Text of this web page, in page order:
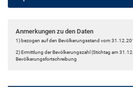
Anmerkungen zu den Daten
1) bezogen auf den Bevölkerungsstand vom
2) Ermittlung der Bevölkerungszahl (Stichtag am
Bevölkerungsfortschreibung